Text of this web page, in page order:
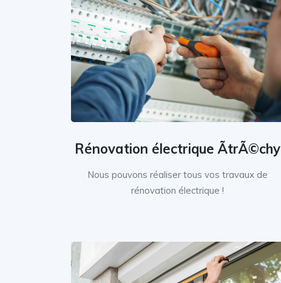
Rénovation électrique ÃtrÃ©chy
Nous pouvons réaliser tous vos travaux de
rénovation électrique !